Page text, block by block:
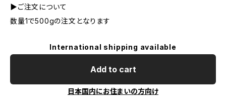
▶︎ご注文について
数量1で500gの注文となります
International shipping available
Add to cart
日本国内にお住まいの方向け